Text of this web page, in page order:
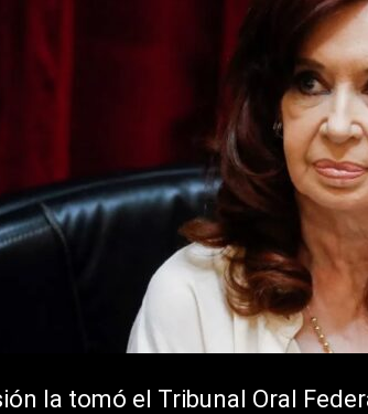
la tomó el Tribunal Oral